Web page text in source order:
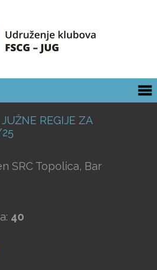
REGIJE ZA
SRC Topolica, Bar
40